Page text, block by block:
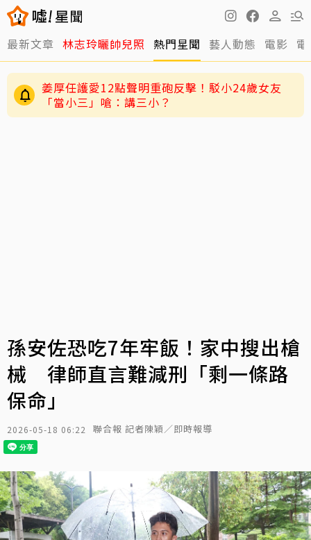
最新文章 林志玲曬帥兒照 熱門星聞 藝人動態 電影
要他露屁股都敢演！九孔唯一拒接這角色「我沒
那資格」
姜厚任護愛12點聲明重砲反擊！駁小24歲女友
「當小三」嗆：講三小？
孫安佐恐吃7年牢飯！家中搜出槍
械 律師直言難減刑「剩一條路
保命」
2026-05-18 06:22 聯合報 記者陳穎／即時報導